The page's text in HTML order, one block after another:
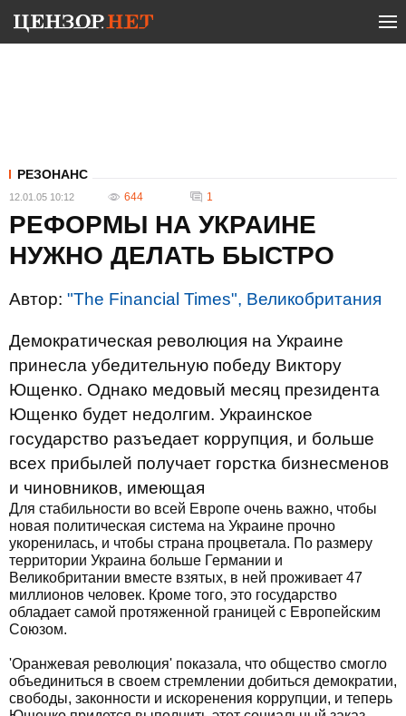
РЕЗОНАНС
12.01.05 10:12 644 1
РЕФОРМЫ НА УКРАИНЕ
НУЖНО ДЕЛАТЬ БЫСТРО
Автор: "The Financial Times", Великобритания
Демократическая революция на Украине
принесла убедительную победу Виктору
Ющенко. Однако медовый месяц президента
Ющенко будет недолгим. Украинское
государство разъедает коррупция, и больше
всех прибылей получает горстка бизнесменов
и чиновников, имеющая
Для стабильности во всей Европе очень важно, чтобы
новая политическая система на Украине прочно
укоренилась, и чтобы страна процветала. По размеру
территории Украина больше Германии и
Великобритании вместе взятых, в ней проживает 47
миллионов человек. Кроме того, это государство
обладает самой протяженной границей с Европейским
Союзом.
'Оранжевая революция' показала, что общество смогло
объединиться в своем стремлении добиться демократии,
свободы, законности и искоренения коррупции, и теперь